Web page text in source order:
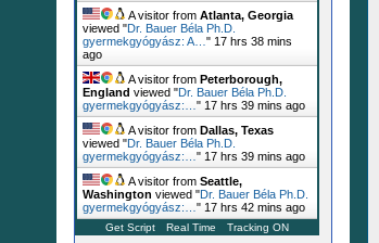
A visitor from Atlanta, Georgia
viewed "Dr. Bauer Béla Ph.D.
gyermekgyógyász: A… " 17 hrs 38 mins
ago
A visitor from Peterborough,
England viewed "Dr. Bauer Béla Ph.D.
gyermekgyógyász:… " 17 hrs 39 mins ago
A visitor from Dallas, Texas
viewed "Dr. Bauer Béla Ph.D.
gyermekgyógyász:… " 17 hrs 39 mins ago
A visitor from Seattle,
Washington viewed "Dr. Bauer Béla Ph.D.
gyermekgyógyász:… " 17 hrs 42 mins ago
Get Script Real Time Tracking ON